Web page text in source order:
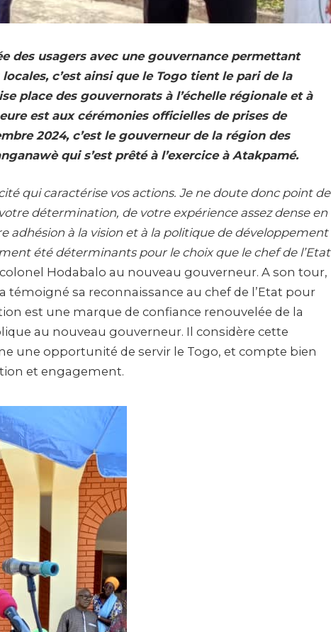
des usagers avec une gouvernance permettant
c’est ainsi que le Togo tient le pari de la
place des gouvernorats à l’échelle régionale et à
est aux cérémonies officielles de prises de
2024, c’est le gouverneur de la région des
qui s’est prêté à l’exercice à Atakpamé.
qui caractérise vos actions. Je ne doute donc point de
détermination, de votre expérience assez dense en
adhésion à la vision et à la politique de développement
été déterminants pour le choix que le chef de l’Etat
Hodabalo au nouveau gouverneur. A son tour,
témoigné sa reconnaissance au chef de l’Etat pour
est une marque de confiance renouvelée de la
au nouveau gouverneur. Il considère cette
une opportunité de servir le Togo, et compte bien
et engagement.